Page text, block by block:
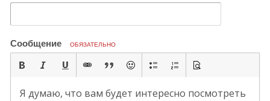
Сообщение ОБЯЗАТЕЛЬНО
Я думаю, что вам будет интересно посмотреть